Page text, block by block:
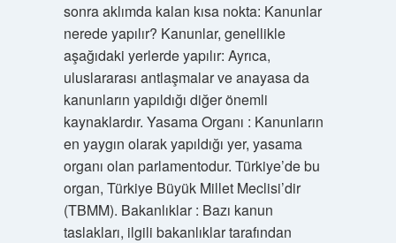
sonra aklımda kalan kısa nokta: Kanunlar
nerede yapılır? Kanunlar, genellikle
aşağıdaki yerlerde yapılır: Ayrıca,
uluslararası antlaşmalar ve anayasa da
kanunların yapıldığı diğer önemli
kaynaklardır. Yasama Organı : Kanunların
en yaygın olarak yapıldığı yer, yasama
organı olan parlamentodur. Türkiye’de bu
organ, Türkiye Büyük Millet Meclisi’dir
(TBMM). Bakanlıklar : Bazı kanun
taslakları, ilgili bakanlıklar tarafından